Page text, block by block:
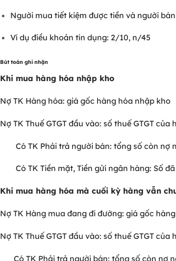
Người mua tiết kiệm được tiền và người
Ví dụ điều khoản tín dụng: 2/10, n/45
Bút toán ghi nhận
Khi mua hàng hóa nhập kho
Nợ TK Hàng hóa: giá gốc hàng hóa nhập kho
Nợ TK Thuế GTGT đầu vào: số thuế GTGT của
Có TK Phải trả người bán: tổng số còn nợ
Có TK Tiền mặt, Tiền gửi ngân hàng: Số
Khi mua hàng hóa mà cuối kỳ hàng vẫn
Nợ TK Hàng mua đang đi đường: giá gốc
Nợ TK Thuế GTGT đầu vào: số thuế GTGT của
Có TK Phải trả người bán: tổng số còn nợ